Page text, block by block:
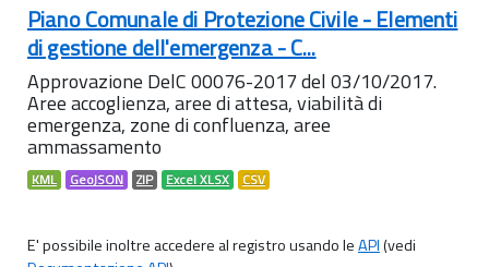
Piano Comunale di Protezione Civile - Elementi
di gestione dell'emergenza - C...
Approvazione DelC 00076-2017 del 03/10/2017.
Aree accoglienza, aree di attesa, viabilità di
emergenza, zone di confluenza, aree
ammassamento
KML GeoJSON ZIP Excel XLSX CSV
E' possibile inoltre accedere al registro usando leAPI(vedi